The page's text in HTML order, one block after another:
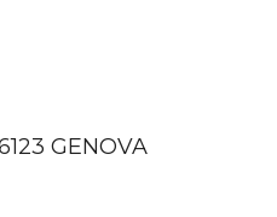
GENOVA